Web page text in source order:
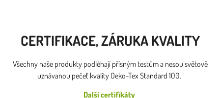
CERTIFIKACE, ZÁRUKA KVALITY
Všechny naše produkty podléhají přísným testům a nesou světově
uznávanou pečeť kvality Oeko-Tex Standard 100.
Další certifikáty